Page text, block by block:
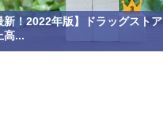
新！2022年版】ドラッグストア
高...